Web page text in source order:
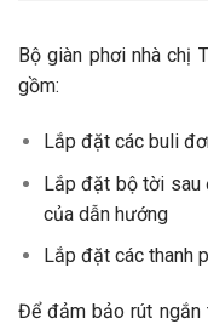
Bộ giàn phơi nhà chị
gồm:
Lắp đặt các buli
Lắp đặt bộ tời sau
của dẫn hướng
Lắp đặt các thanh
Để đảm bảo rút ngắn